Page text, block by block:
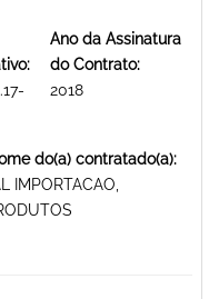
Ano da Assinatura
do Contrato:
2018
do(a) contratado(a):
IMPORTACAO,